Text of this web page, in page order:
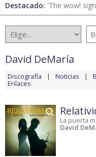
Destacado: 'The wow!
David DeMaría
Discografía Noticias
Enlaces
La puerta
David